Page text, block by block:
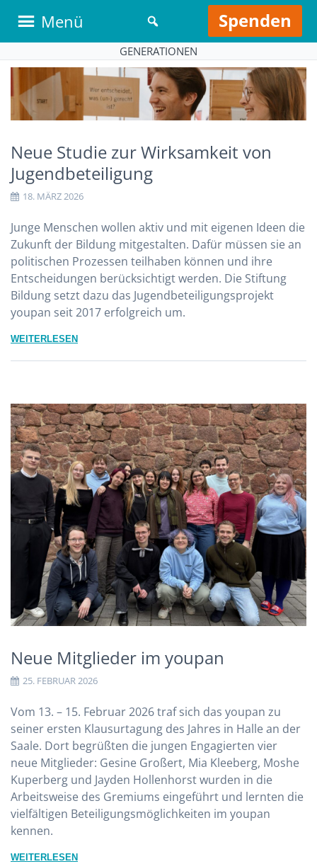
Menü Spenden
GENERATIONEN
Neue Studie zur Wirksamkeit von
Jugendbeteiligung
18. MÄRZ 2026
Junge Menschen wollen aktiv und mit eigenen Ideen die
Zukunft der Bildung mitgestalten. Dafür müssen sie an
politischen Prozessen teilhaben können und ihre
Entscheidungen berücksichtigt werden. Die Stiftung
Bildung setzt dazu das Jugendbeteiligungsprojekt
youpan seit 2017 erfolgreich um.
WEITERLESEN
Neue Mitglieder im youpan
25. FEBRUAR 2026
Vom 13. – 15. Februar 2026 traf sich das youpan zu
seiner ersten Klausurtagung des Jahres in Halle an der
Saale. Dort begrüßten die jungen Engagierten vier
neue Mitglieder: Gesine Großert, Mia Kleeberg, Moshe
Kuperberg und Jayden Hollenhorst wurden in die
Arbeitsweise des Gremiums eingeführt und lernten die
vielfältigen Beteiligungsmöglichkeiten im youpan
kennen.
WEITERLESEN